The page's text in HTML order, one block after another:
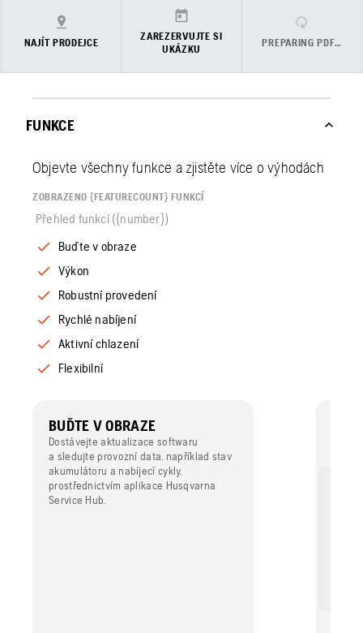
NAJÍT PRODEJCE
ZAREZERVUJTE SI
UKÁZKU
PREPARING PDF…
FUNKCE
Objevte všechny funkce a zjistěte více o výhodách
ZOBRAZENO {FEATURECOUNT} FUNKCÍ
Přehled funkcí ({number})
Buďte v obraze
Výkon
Robustní provedení
Rychlé nabíjení
Aktivní chlazení
Flexibilní
BUĎTE V OBRAZE
Dostávejte aktualizace softwaru
a sledujte provozní data, například stav
akumulátoru a nabíjecí cykly,
prostřednictvím aplikace Husqvarna
Service Hub.